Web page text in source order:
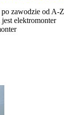
zawodzie od A-Z
elektromonter